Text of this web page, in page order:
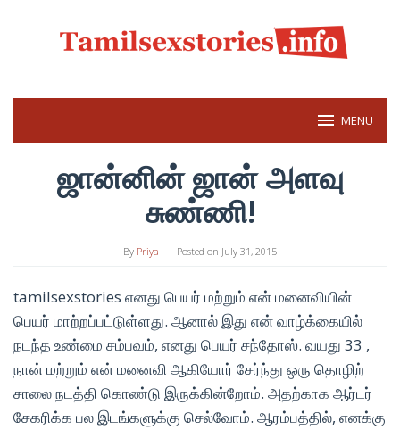
MENU
ஜான்னின் ஜான் அளவு
சுண்ணி!
By Priya Posted on July 31, 2015
tamilsexstories எனது பெயர் மற்றும் என் மனைவியின்
பெயர் மாற்றப்பட்டுள்ளது. ஆனால் இது என் வாழ்க்கையில்
நடந்த உண்மை சம்பவம், எனது பெயர் சந்தோஸ். வயது 33 ,
நான் மற்றும் என் மனைவி ஆகியோர் சேர்ந்து ஒரு தொழிற்
சாலை நடத்தி கொண்டு இருக்கின்றோம். அதற்காக ஆர்டர்
சேகரிக்க பல இடங்களுக்கு செல்வோம். ஆரம்பத்தில், எனக்கு